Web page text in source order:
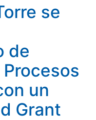
(IH) con un ERC-
se
de
un
Grant